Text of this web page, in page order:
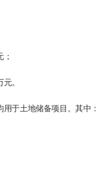
。
用于土地储备项目。其中：